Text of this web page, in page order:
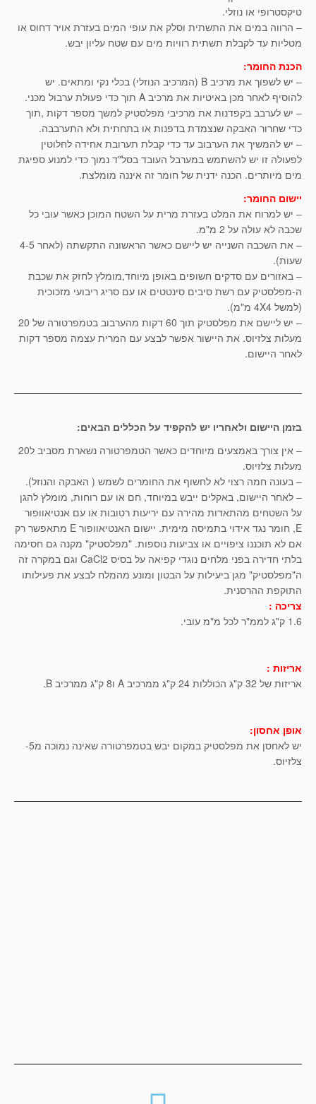
טיקסטרופי או נוזלי.
– הרווה במים את התשתית וסלק את עופי המים בעזרת אויר דחוס או
מטליות עד לקבלת תשתית רוויות מים עם שטח עליון יבש.
הכנת החומר:
– יש לשפוך את מרכיב B (המרכיב הנוזלי) בכלי נקי ומתאים. יש
להוסיף לאחר מכן באיטיות את מרכיב A תוך כדי פעולת ערבול מכני.
– יש לערבב בקפדנות את מרכיבי מפלסטיק למשך מספר דקות ,תוך
כדי שחרור האבקה שנצמדת בדפנות או בתחתית ולא התערבבה.
– יש להמשיך את הערבוב עד כדי קבלת תערובת אחידה לחלוטין
לפעולה זו יש להשתמש במערבל העובד בסל"ד נמוך כדי למנוע ספיגת
מים מיותרים. הכנה ידנית של חומר זה איננה מומלצת.
יישום החומר:
– יש למרוח את המלט בעזרת מרית על השטח המוכן כאשר עובי כל
שכבה לא עולה על 2 מ"מ.
– את השכבה השנייה יש ליישם כאשר הראשונה התקשתה (לאחר 4-5
שעות).
– באזורים עם סדקים חשופים באופן מיוחד,מומלץ לחזק את שכבת
ה-מפלסטיק עם רשת סיבים סינטטים או עם סריג ריבועי מזכוכית
(למשל 4X4 מ"מ).
– יש ליישם את מפלסטיק תוך 60 דקות מהערבוב בטמפרטורה של 20
מעלות צלזיוס. את היישור אפשר לבצע עם המרית עצמה מספר דקות
לאחר היישום.
בזמן היישום ולאחריו יש להקפיד על הכללים הבאים:
– אין צורך באמצעים מיוחדים כאשר הטמפרטורה נשארת מסביב ל20
מעלות צלזיוס.
– בעונה חמה רצוי לא לחשוף את החומרים לשמש ( האבקה והנוזל).
– לאחר היישום, באקלים ייבש במיוחד, חם או עם רוחות, מומלץ להגן
על השטחים מהתאדות מהירה עם יריעות רטובות או עם אנטיאוופור
E, חומר נגד אידוי בתמיסה מימית. יישום האנטיאוופור E מתאפשר רק
אם לא תוכננו ציפויים או צביעות נוספות. "מפלסטיק" מקנה גם חסימה
בלתי חדירה בפני מלחים נוגדי קפיאה על בסיס CaCl2 וגם במקרה זה
ה"מפלסטיק" מגן ביעילות על הבטון ומונע מהמלח לבצע את פעילותו
התוקפת ההרסנית.
צריכה :
1.6 ק"ג לממ"ר לכל מ"מ עובי.
אריזות :
אריזות של 32 ק"ג הכוללות 24 ק"ג ממרכיב A ו8 ק"ג ממרכיב B.
אופן אחסון:
יש לאחסן את מפלסטיק במקום יבש בטמפרטורה שאינה נמוכה מ5-
צלזיוס.